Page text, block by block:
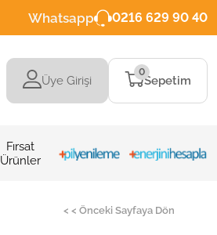
Whatsapp 0216 629 90 40
Üye Girişi Sepetim
0
Fırsat
Ürünler
< < Önceki Sayfaya Dön